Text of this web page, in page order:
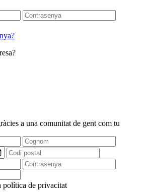
a una comunitat de gent com tu
política de privacitat